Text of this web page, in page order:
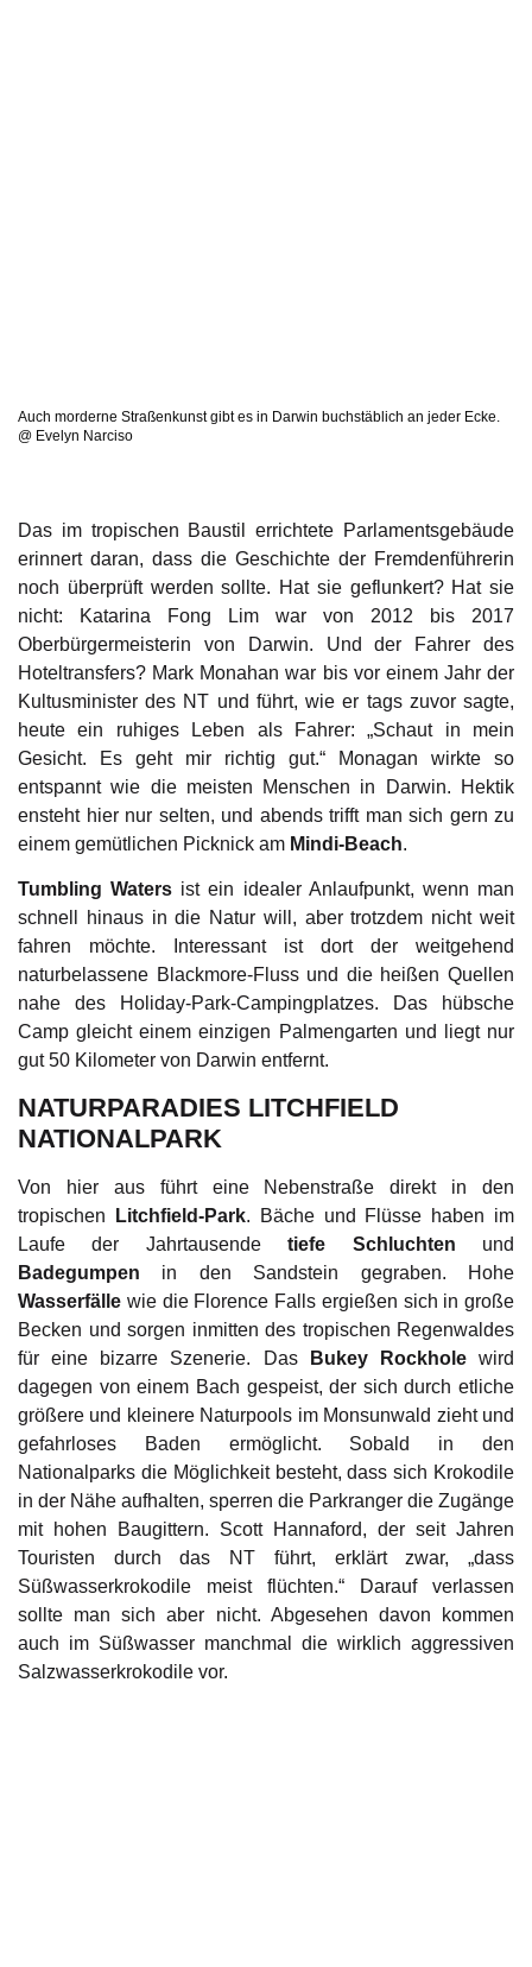
Auch morderne Straßenkunst gibt es in Darwin buchstäblich an jeder Ecke.
@ Evelyn Narciso
Das im tropischen Baustil errichtete Parlamentsgebäude
erinnert daran, dass die Geschichte der Fremdenführerin
noch überprüft werden sollte. Hat sie geflunkert? Hat sie
nicht: Katarina Fong Lim war von 2012 bis 2017
Oberbürgermeisterin von Darwin. Und der Fahrer des
Hoteltransfers? Mark Monahan war bis vor einem Jahr der
Kultusminister des NT und führt, wie er tags zuvor sagte,
heute ein ruhiges Leben als Fahrer: „Schaut in mein
Gesicht. Es geht mir richtig gut.“ Monagan wirkte so
entspannt wie die meisten Menschen in Darwin. Hektik
ensteht hier nur selten, und abends trifft man sich gern zu
einem gemütlichen Picknick am Mindi-Beach.
Tumbling Waters ist ein idealer Anlaufpunkt, wenn man
schnell hinaus in die Natur will, aber trotzdem nicht weit
fahren möchte. Interessant ist dort der weitgehend
naturbelassene Blackmore-Fluss und die heißen Quellen
nahe des Holiday-Park-Campingplatzes. Das hübsche
Camp gleicht einem einzigen Palmengarten und liegt nur
gut 50 Kilometer von Darwin entfernt.
NATURPARADIES LITCHFIELD
NATIONALPARK
Von hier aus führt eine Nebenstraße direkt in den
tropischen
Litchfield-Park. Bäche und Flüsse haben im
Laufe der Jahrtausendetiefe Schluchten und
Badegumpen in den Sandstein gegraben. Hohe
Wasserfälle wie die Florence Falls ergießen sich in große
Becken und sorgen inmitten des tropischen Regenwaldes
für eine bizarre Szenerie. Das
Bukey Rockholewird
dagegen von einem Bach gespeist, der sich durch etliche
größere und kleinere Naturpools im Monsunwald zieht und
gefahrloses Baden ermöglicht. Sobald in den
Nationalparks die Möglichkeit besteht, dass sich Krokodile
in der Nähe aufhalten, sperren die Parkranger die Zugänge
mit hohen Baugittern. Scott Hannaford, der seit Jahren
Touristen durch das NT führt, erklärt zwar, „dass
Süßwasserkrokodile meist flüchten.“ Darauf verlassen
sollte man sich aber nicht. Abgesehen davon kommen
auch im Süßwasser manchmal die wirklich aggressiven
Salzwasserkrokodile vor.